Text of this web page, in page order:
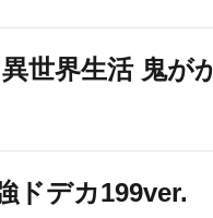
世界生活 鬼が
ドデカ199ver.